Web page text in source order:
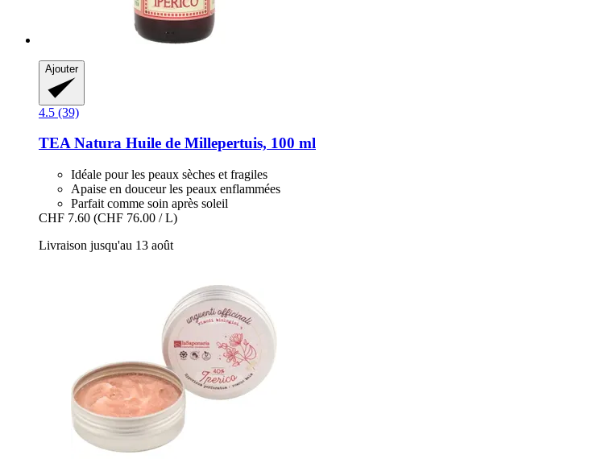
Ajouter
4.5 (39)
TEA Natura Huile de Millepertuis, 100 ml
Idéale pour les peaux sèches et fragiles
Apaise en douceur les peaux enflammées
Parfait comme soin après soleil
CHF 7.60 (CHF 76.00 / L)
Livraison jusqu'au 13 août